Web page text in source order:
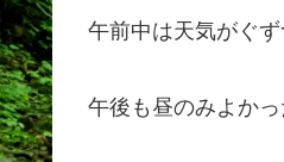
午前中は天気がぐ
午後も昼のみよか